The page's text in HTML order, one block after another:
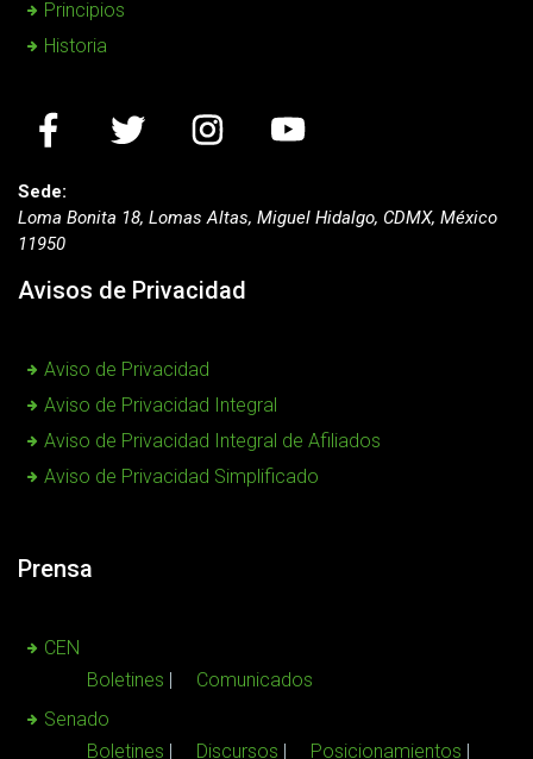
Principios
Historia
Sede:
Loma Bonita 18, Lomas Altas, Miguel Hidalgo, CDMX, México
11950
Avisos de Privacidad
Aviso de Privacidad
Aviso de Privacidad Integral
Aviso de Privacidad Integral de Afiliados
Aviso de Privacidad Simplificado
Prensa
CEN
Boletines
Comunicados
Senado
Boletines
Discursos
Posicionamientos